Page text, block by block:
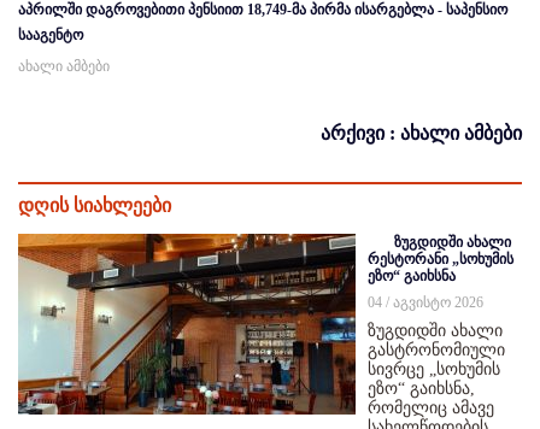
აპრილში დაგროვებითი პენსიით 18,749-მა პირმა ისარგებლა - საპენსიო
სააგენტო
ახალი ამბები
არქივი : ახალი ამბები
დღის სიახლეები
ზუგდიდში ახალი
რესტორანი „სოხუმის
ეზო“ გაიხსნა
04 / აგვისტო 2026
ზუგდიდში ახალი
გასტრონომიული
სივრცე „სოხუმის
ეზო“ გაიხსნა,
რომელიც ამავე